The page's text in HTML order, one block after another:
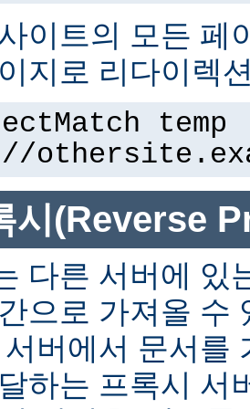
이트의 모든 페
지로 리다이렉
시(Reverse
다른 서버에 있
으로 가져올 수
버에서 문서를
하는 프록시 서